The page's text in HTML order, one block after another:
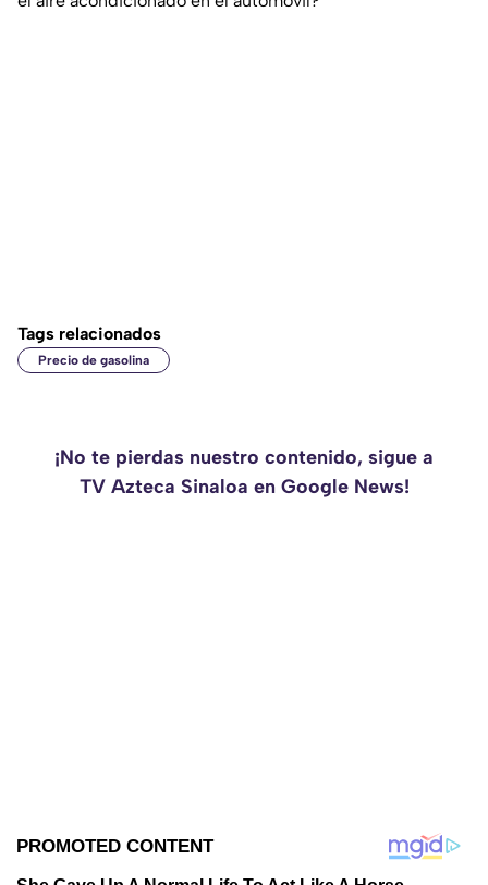
Tags relacionados
Precio de gasolina
¡No te pierdas nuestro contenido, sigue a
TV Azteca Sinaloa en Google News!